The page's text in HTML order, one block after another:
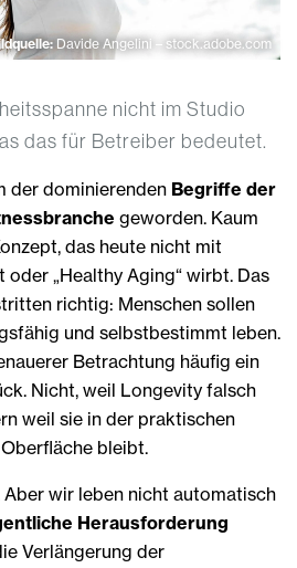
Davide Angelini – stock.adobe.com
nicht im Studio
das für Betreiber bedeutet.
der dominierenden Begriffe der
geworden. Kaum
das heute nicht mit
„Healthy Aging“ wirbt. Das
richtig: Menschen sollen
und selbstbestimmt leben.
Betrachtung häufig ein
Nicht, weil Longevity falsch
weil sie in der praktischen
bleibt.
Aber wir leben nicht automatisch
Herausforderung
Verlängerung der